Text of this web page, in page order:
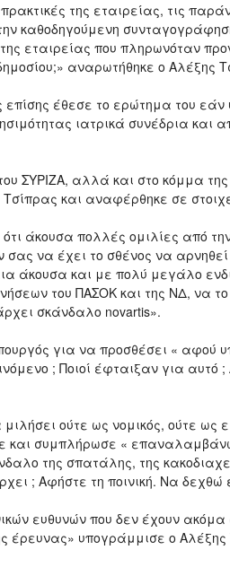
της εταιρείας, τις
καθοδηγούμενη
εταιρείας που πληρωνόταν
αναρωτήθηκε ο Αλέξης
έθεσε το ερώτημα του εάν
ιατρικά συνέδρια και
ΣΥΡΙΖΑ, αλλά και στο κόμμα
και αναφέρθηκε σε
άκουσα πολλές ομιλίες από
να έχει το σθένος να
άκουσα και με πολύ μεγάλο
του ΠΑΣΟΚ και της ΝΔ, να
σκάνδαλο novartis».
για να προσθέσει «
; Ποιοί έφταιξαν για αυτό
ούτε ως νομικός, ούτε
και συμπλήρωσε «
της σπατάλης, της
; Αφήστε τη ποινική. Να
ευθυνών που δεν έχουν ακόμα
υπογράμμισε ο Αλέξης